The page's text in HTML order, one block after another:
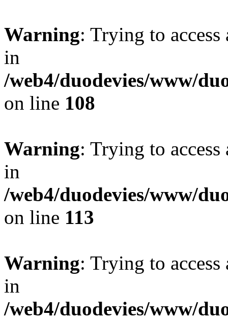
Warning: Trying to
in
/web4/duodevies/www/
on line 108
Warning: Trying to
in
/web4/duodevies/www/
on line 113
Warning: Trying to
in
/web4/duodevies/www/